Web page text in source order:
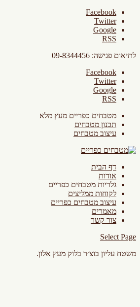
Facebook
Twitter
Google
RSS
לתיאום פגישה: 09-8344456
Facebook
Twitter
Google
RSS
מטבחים כפריים מעץ מלא
תכנון מטבחים
עיצוב מטבחים
דף הבית
אודות
גלריות מטבחים כפריים
לקוחות ממליצים
עיצוב מטבחים כפריים
מאמרים
צור קשר
Select Page
משטח עליון בוצ׳ר בלוק מעץ אלון.